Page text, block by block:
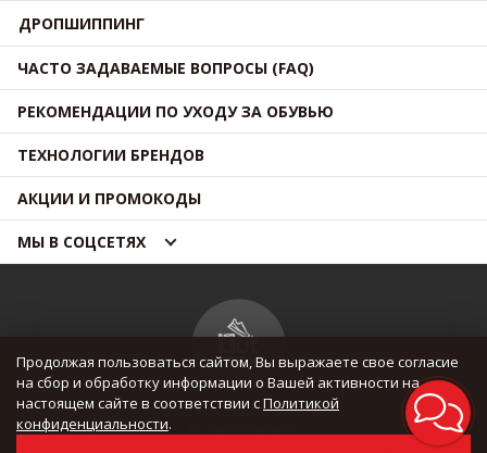
ДРОПШИППИНГ
ЧАСТО ЗАДАВАЕМЫЕ ВОПРОСЫ (FAQ)
РЕКОМЕНДАЦИИ ПО УХОДУ ЗА ОБУВЬЮ
ТЕХНОЛОГИИ БРЕНДОВ
АКЦИИ И ПРОМОКОДЫ
МЫ В СОЦСЕТЯХ
© OUTMAXSHOP 2012 — 2026
Продолжая пользоваться сайтом, Вы выражаете свое согласие
на сбор и обработку информации о Вашей активности на
настоящем сайте в соответствии сПолитикой
конфиденциальности.